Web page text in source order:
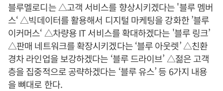
블루멜로디는 △고객 서비스를 향상시키겠다는 '블루 멤버
스‘ △빅데이터를 활용해서 디지털 마케팅을 강화한 ’블루
이커머스‘ △차량용 IT 서비스를 확대하겠다는 '블루 링크’
△판매 네트워크를 확장시키겠다는 ‘블루 아웃렛’ △친환
경차 라인업을 보강하겠다는 ‘블루 드라이브’ △젊은 고객
층을 집중적으로 공략하겠다는 ‘블루 유스’ 등 6가지 내용
을 뼈대로 한다.